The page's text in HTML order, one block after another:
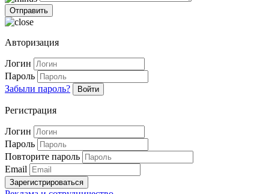
Авторизация
Логин
Пароль
Забыли пароль?
Войти
Регистрация
Логин
Пароль
Повторите пароль
Email
Зарегистрироваться